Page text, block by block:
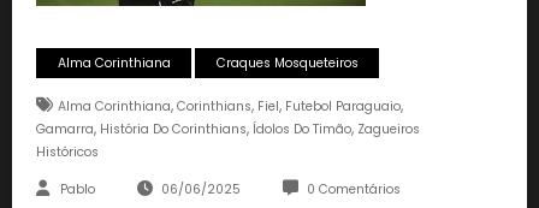
Alma Corinthiana Craques Mosqueteiros
Alma Corinthiana, Corinthians, Fiel, Futebol Paraguaio,
Gamarra, História Do Corinthians, Ídolos Do Timão, Zagueiros
Históricos
Pablo 06/06/2025 0 Comentários